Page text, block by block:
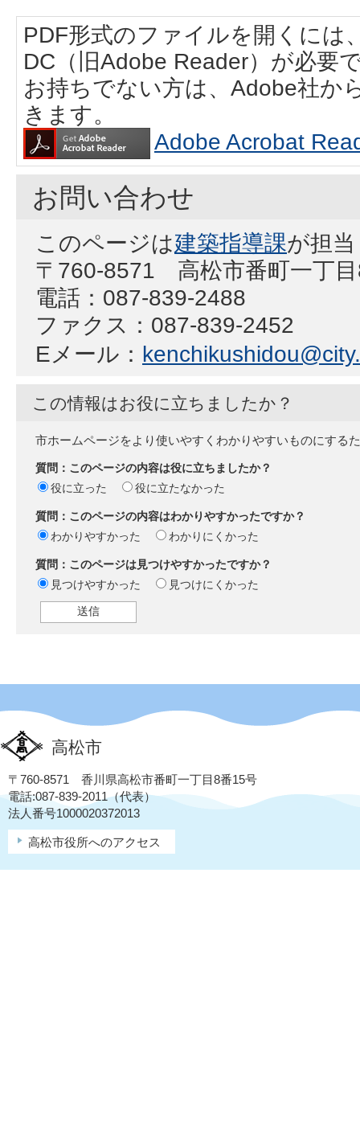
PDF形式のファイルを開くには
DC（旧Adobe Reader）が必要
お持ちでない方は、Adobe社か
きます。
Adobe Acrobat
お問い合わせ
このページは建築指導課が担
〒760-8571 高松市番町一丁
電話：087-839-2488
ファクス：087-839-2452
Eメール：
この情報はお役に立ちましたか？
市ホームページをより使いやすくわかりやすいものにする
質問：このページの内容は役に立ちましたか？
役に立った
役に立たなかった
質問：このページの内容はわかりやすかったですか？
わかりやすかった
わかりにくかった
質問：このページは見つけやすかったですか？
見つけやすかった
見つけにくかった
高松市
〒760-8571 香川県高松市番町一丁目8番15号
電話:087-839-2011（代表）
法人番号1000020372013
高松市役所へのアクセス